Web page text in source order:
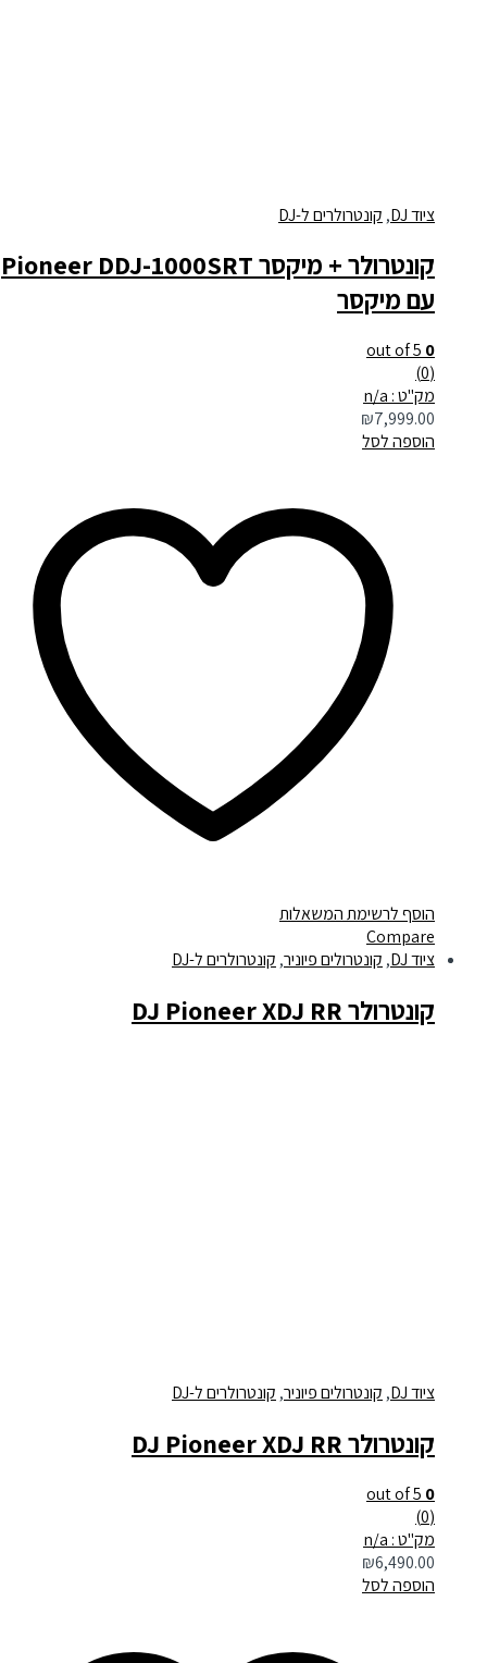
ציוד DJ ,קונטרולרים ל-DJ
קונטרולר + מיקסר Pioneer DDJ-1000SRT
עם מיקסר
0
out of 5
מק"ט : n/a
₪7,999.00
הוספה לסל
הוסף לרשימת המשאלות
Compare
ציוד DJ
,קונטרולים פיוניר,קונטרולרים ל-DJ
קונטרולר DJ Pioneer XDJ RR
ציוד DJ ,קונטרולים פיוניר,קונטרולרים ל-DJ
קונטרולר DJ Pioneer XDJ RR
0
out of 5
מק"ט : n/a
₪6,490.00
הוספה לסל